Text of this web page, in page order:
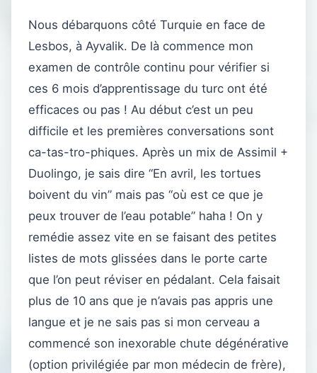
Nous débarquons côté Turquie en face de
Lesbos, à Ayvalik. De là commence mon
examen de contrôle continu pour vérifier si
ces 6 mois d’apprentissage du turc ont été
efficaces ou pas ! Au début c’est un peu
difficile et les premières conversations sont
ca-tas-tro-phiques. Après un mix de Assimil +
Duolingo, je sais dire “En avril, les tortues
boivent du vin” mais pas “où est ce que je
peux trouver de l’eau potable” haha ! On y
remédie assez vite en se faisant des petites
listes de mots glissées dans le porte carte
que l’on peut réviser en pédalant. Cela faisait
plus de 10 ans que je n’avais pas appris une
langue et je ne sais pas si mon cerveau a
commencé son inexorable chute dégénérative
(option privilégiée par mon médecin de frère),